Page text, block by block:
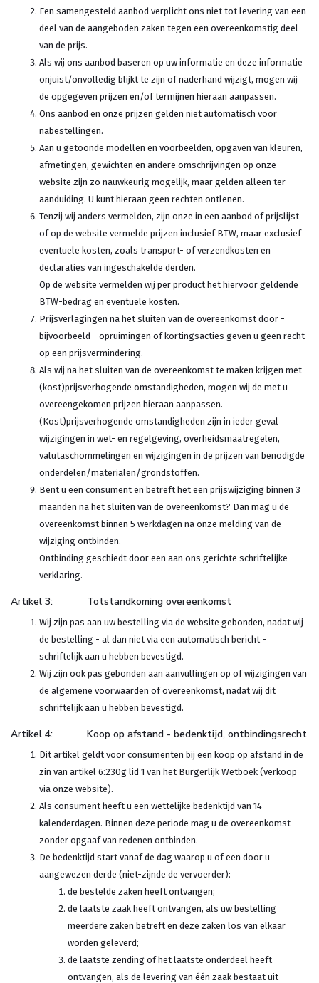
Een samengesteld aanbod verplicht ons niet tot levering van een
deel van de aangeboden zaken tegen een overeenkomstig deel
van de prijs.
Als wij ons aanbod baseren op uw informatie en deze informatie
onjuist/onvolledig blijkt te zijn of naderhand wijzigt, mogen wij
de opgegeven prijzen en/of termijnen hieraan aanpassen.
Ons aanbod en onze prijzen gelden niet automatisch voor
nabestellingen.
Aan u getoonde modellen en voorbeelden, opgaven van kleuren,
afmetingen, gewichten en andere omschrijvingen op onze
website zijn zo nauwkeurig mogelijk, maar gelden alleen ter
aanduiding. U kunt hieraan geen rechten ontlenen.
Tenzij wij anders vermelden, zijn onze in een aanbod of prijslijst
of op de website vermelde prijzen inclusief BTW, maar exclusief
eventuele kosten, zoals transport- of verzendkosten en
declaraties van ingeschakelde derden.
Op de website vermelden wij per product het hiervoor geldende
BTW-bedrag en eventuele kosten.
Prijsverlagingen na het sluiten van de overeenkomst door -
bijvoorbeeld - opruimingen of kortingsacties geven u geen recht
op een prijsvermindering.
Als wij na het sluiten van de overeenkomst te maken krijgen met
(kost)prijsverhogende omstandigheden, mogen wij de met u
overeengekomen prijzen hieraan aanpassen.
(Kost)prijsverhogende omstandigheden zijn in ieder geval
wijzigingen in wet- en regelgeving, overheidsmaatregelen,
valutaschommelingen en wijzigingen in de prijzen van benodigde
onderdelen/materialen/grondstoffen.
Bent u een consument en betreft het een prijswijziging binnen 3
maanden na het sluiten van de overeenkomst? Dan mag u de
overeenkomst binnen 5 werkdagen na onze melding van de
wijziging ontbinden.
Ontbinding geschiedt door een aan ons gerichte schriftelijke
verklaring.
Artikel 3: Totstandkoming overeenkomst
Wij zijn pas aan uw bestelling via de website gebonden, nadat wij
de bestelling - al dan niet via een automatisch bericht -
schriftelijk aan u hebben bevestigd.
Wij zijn ook pas gebonden aan aanvullingen op of wijzigingen van
de algemene voorwaarden of overeenkomst, nadat wij dit
schriftelijk aan u hebben bevestigd.
Artikel 4: Koop op afstand - bedenktijd, ontbindingsrecht
Dit artikel geldt voor consumenten bij een koop op afstand in de
zin van artikel 6:230g lid 1 van het Burgerlijk Wetboek (verkoop
via onze website).
Als consument heeft u een wettelijke bedenktijd van 14
kalenderdagen. Binnen deze periode mag u de overeenkomst
zonder opgaaf van redenen ontbinden.
De bedenktijd start vanaf de dag waarop u of een door u
aangewezen derde (niet-zijnde de vervoerder):
de bestelde zaken heeft ontvangen;
de laatste zaak heeft ontvangen, als uw bestelling
meerdere zaken betreft en deze zaken los van elkaar
worden geleverd;
de laatste zending of het laatste onderdeel heeft
ontvangen, als de levering van één zaak bestaat uit